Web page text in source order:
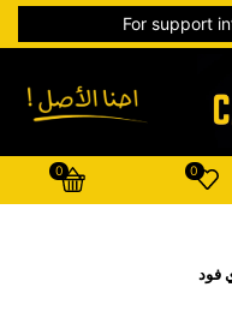
For support
0
0
فود